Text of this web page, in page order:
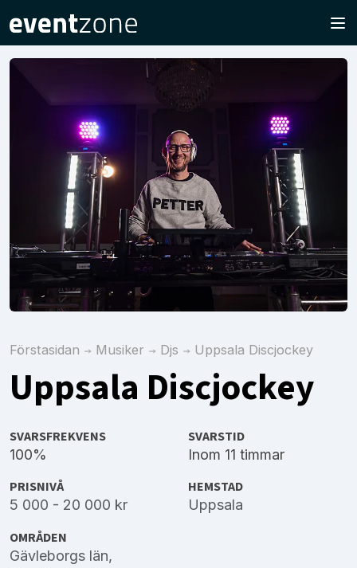
Förstasidan Musiker Djs Uppsala Discjockey
Uppsala Discjockey
SVARSFREKVENS
100%
SVARSTID
Inom 11 timmar
PRISNIVÅ
5 000 - 20 000 kr
HEMSTAD
Uppsala
OMRÅDEN
Gävleborgs län,